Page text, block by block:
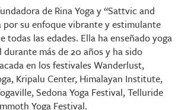
de Rina Yoga y “Sattvic and
por su enfoque vibrante y estimulante
todas las edades. Ella ha enseñado yoga
durante más de 20 años y ha sido
en los festivales Wanderlust,
Kripalu Center, Himalayan Institute,
Sedona Yoga Festival, Telluride
Yoga Festival.